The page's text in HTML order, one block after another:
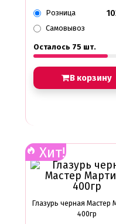
Розница
Самовывоз
Осталось 75 шт.
В корзину
Хит!
Глазурь черная Мастер
400гр